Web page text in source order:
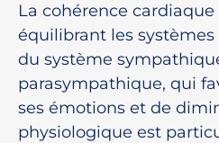
La cohérence
équilibrant les
du système
parasympathique, qui
ses émotions et de
physiologique est